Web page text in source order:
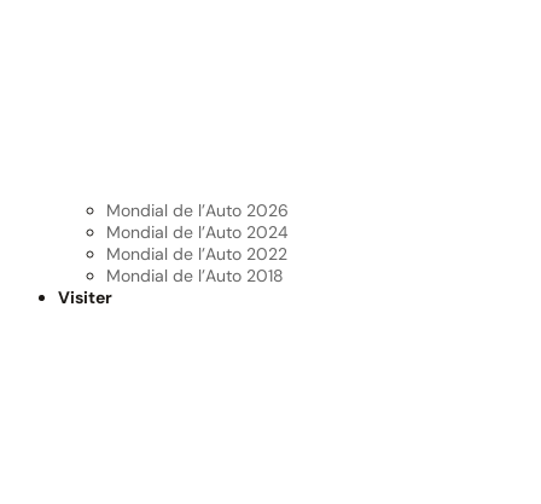
Mondial de l’Auto 2026
Mondial de l’Auto 2024
Mondial de l’Auto 2022
Mondial de l’Auto 2018
Visiter